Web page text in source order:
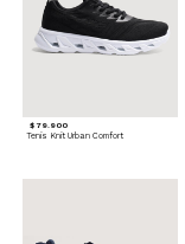
$ 79.900
Tenis Knit Urban Comfort